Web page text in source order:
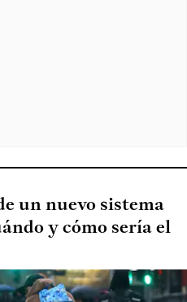
un nuevo sistema
y cómo sería el